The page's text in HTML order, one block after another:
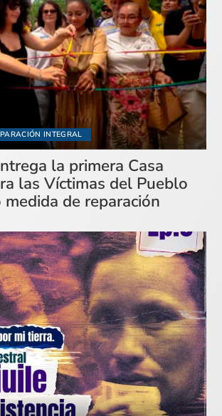
INTEGRAL
la primera Casa
las Víctimas del Pueblo
medida de reparación